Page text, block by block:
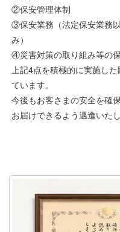
②保安管理体制
③保安業務（法定保安業務
み）
④災害対策の取り組み等の
上記4点を積極的に実施し
ています。
今後もお客さまの安全を確
お届けできるよう邁進いたし